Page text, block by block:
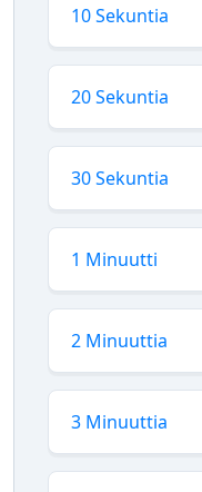
10 Sekuntia
20 Sekuntia
30 Sekuntia
1 Minuutti
2 Minuuttia
3 Minuuttia